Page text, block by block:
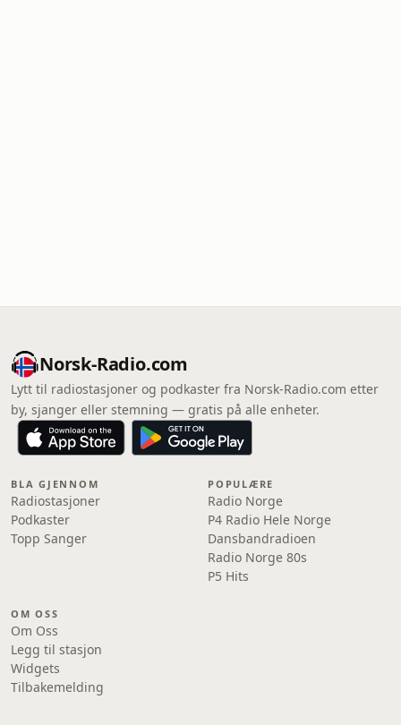
Norsk-Radio.com
Lytt til radiostasjoner og podkaster fra Norsk-Radio.com etter
by, sjanger eller stemning — gratis på alle enheter.
BLA GJENNOM
Radiostasjoner
Podkaster
Topp Sanger
POPULÆRE
Radio Norge
P4 Radio Hele Norge
Dansbandradioen
Radio Norge 80s
P5 Hits
OM OSS
Om Oss
Legg til stasjon
Widgets
Tilbakemelding